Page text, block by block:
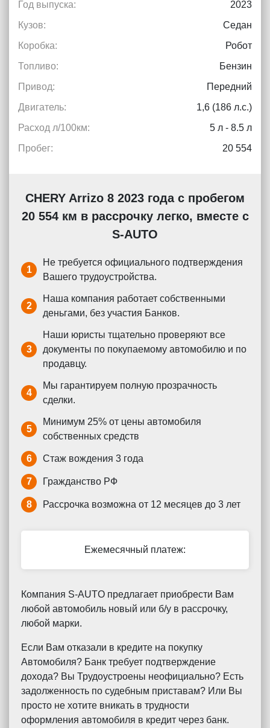
Год выпуска:
2023
Кузов:
Седан
Коробка:
Робот
Топливо:
Бензин
Привод:
Передний
Двигатель:
1,6 (186 л.с.)
Расход л/100км:
5 л - 8.5 л
Пробег:
20 554
CHERY Arrizo 8 2023 года с пробегом
20 554 км в рассрочку легко, вместе с
S-AUTO
1
Не требуется официального подтверждения
Вашего трудоустройства.
2
Наша компания работает собственными
деньгами, без участия Банков.
3
Наши юристы тщательно проверяют все
документы по покупаемому автомобилю и по
продавцу.
4
Мы гарантируем полную прозрачность
сделки.
5
Минимум 25% от цены автомобиля
собственных средств
6 Стаж вождения 3 года
7 Гражданство РФ
8 Рассрочка возможна от 12 месяцев до 3 лет
Ежемесячный платеж:
Компания S-AUTO предлагает приобрести Вам
любой автомобиль новый или б/у в рассрочку,
любой марки.
Если Вам отказали в кредите на покупку
Автомобиля? Банк требует подтверждение
дохода? Вы Трудоустроены неофициально? Есть
задолженность по судебным приставам? Или Вы
просто не хотите вникать в трудности
оформления автомобиля в кредит через банк.